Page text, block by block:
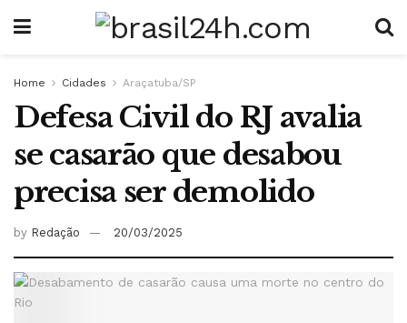
Home Cidades Araçatuba/SP
Defesa Civil do RJ avalia
se casarão que desabou
precisa ser demolido
by Redação 20/03/2025